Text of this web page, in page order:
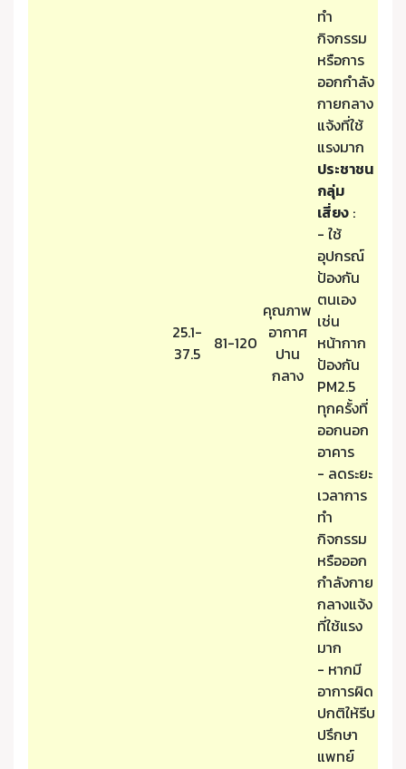
25.1-
37.5
81-120
คุณภาพ
อากาศ
ปาน
กลาง
ทำ
กิจกรรม
หรือการ
ออกกำลัง
กายกลาง
แจ้งที่ใช้
แรงมาก
ประชาชน
กลุ่ม
เสี่ยง :
- ใช้
อุปกรณ์
ป้องกัน
ตนเอง
เช่น
หน้ากาก
ป้องกัน
PM2.5
ทุกครั้งที่
ออกนอก
อาคาร
- ลดระยะ
เวลาการ
ทำ
กิจกรรม
หรือออก
กำลังกาย
กลางแจ้ง
ที่ใช้แรง
มาก
- หากมี
อาการผิด
ปกติให้รีบ
ปรึกษา
แพทย์